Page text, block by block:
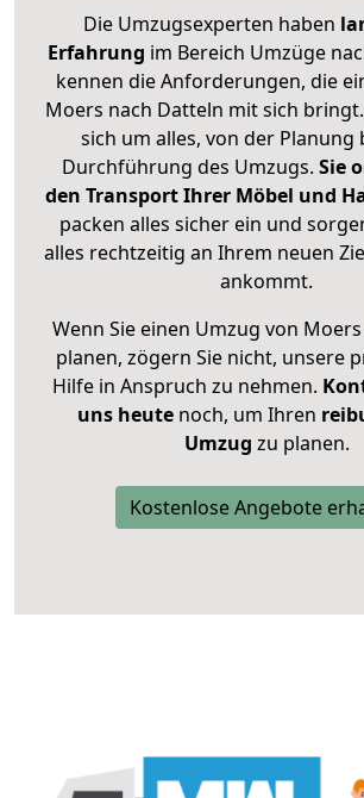
Die Umzugsexperten haben
Erfahrung im Bereich Umzüge
kennen die Anforderungen, die
Moers nach Datteln mit sich
sich um alles, von der Planung
Durchführung des Umzugs. Sie
den Transport Ihrer Möbel und
packen alles sicher ein und
alles rechtzeitig an Ihrem neuen
ankommt.
Wenn Sie einen Umzug von
planen, zögern Sie nicht, unsere
Hilfe in Anspruch zu nehmen.
uns heutenoch, um Ihren
Umzug zu planen.
Kostenlose Angebote